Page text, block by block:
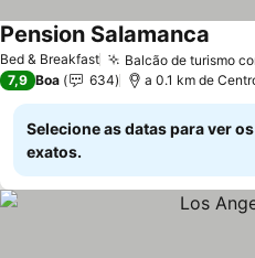
Bed & Breakfast Balcão de turismo
Pension Salamanca
7,9 Boa 634 a 0.1 km de
Selecione as datas para ver
exatos.